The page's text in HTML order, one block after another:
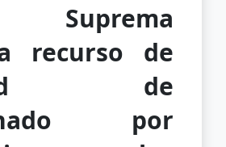
Suprema
recurso de
de
por